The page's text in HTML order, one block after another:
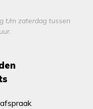
t/m zaterdag tussen